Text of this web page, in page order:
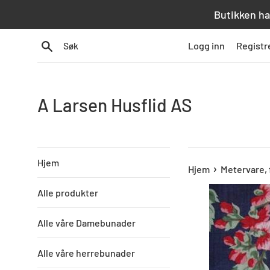
Butikken
Søk Logg inn
A Larsen Husflid AS
Hjem
Alle produkter
Alle våre Damebunader
Alle våre herrebunader
Hjem ›